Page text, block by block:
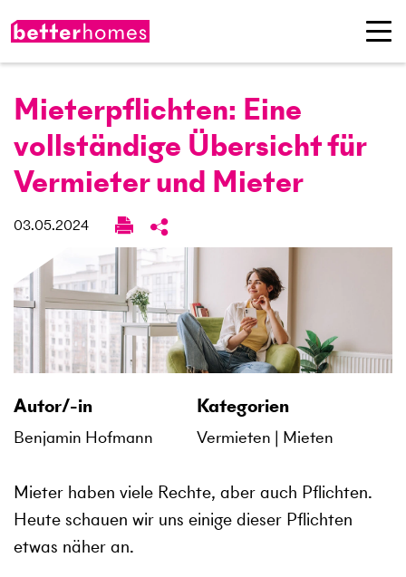
Mieterpflichten: Eine
vollständige Übersicht für
Vermieter und Mieter
03.05.2024
Autor/-in
Benjamin Hofmann
Kategorien
Vermieten Mieten
Mieter haben viele Rechte, aber auch Pflichten.
Heute schauen wir uns einige dieser Pflichten
etwas näher an.